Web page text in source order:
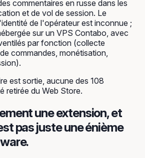
commentaires en russe dans les
et de vol de session. Le
de l'opérateur est inconnue ;
sur un VPS Contabo, avec
par fonction (collecte
commandes, monétisation,
est sortie, aucune des 108
retirée du Web Store.
une extension, et
pas juste une énième